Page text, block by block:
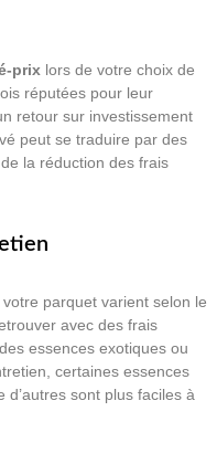
prix lors de votre choix de
réputées pour leur
retour sur investissement
peut se traduire par des
la réduction des frais
votre parquet varient selon le
avec des frais
essences exotiques ou
certaines essences
d’autres sont plus faciles à